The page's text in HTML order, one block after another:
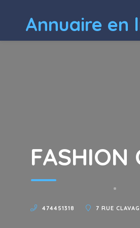
Annuaire en
FASHION
474451318 7 RUE